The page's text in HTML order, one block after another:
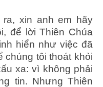
ra, xin anh em hãy
để lời Thiên Chúa
hiển như việc đã
chúng tôi thoát khỏi
xa: vì không phải
tin. Nhưng Thiên